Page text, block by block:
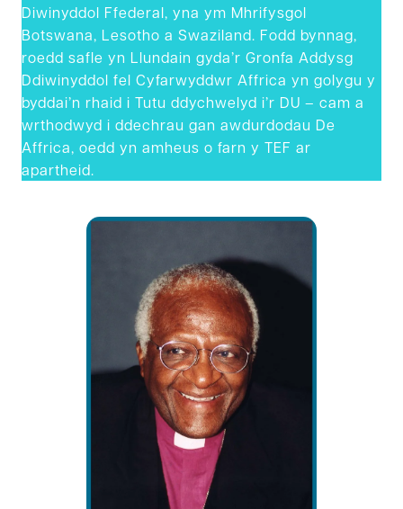
Diwinyddol Ffederal, yna ym Mhrifysgol
Botswana, Lesotho a Swaziland. Fodd bynnag,
roedd safle yn Llundain gyda’r Gronfa Addysg
Ddiwinyddol fel Cyfarwyddwr Affrica yn golygu y
byddai’n rhaid i Tutu ddychwelyd i’r DU – cam a
wrthodwyd i ddechrau gan awdurdodau De
Affrica, oedd yn amheus o farn y TEF ar
apartheid.